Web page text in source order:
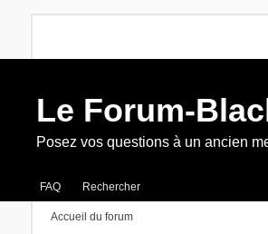
Le Forum-
Posez vos questions à un ancien
FAQ Rechercher
Accueil du forum